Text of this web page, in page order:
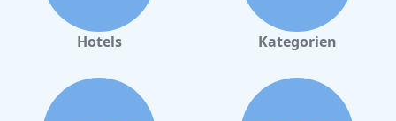
Hotels Kategorien